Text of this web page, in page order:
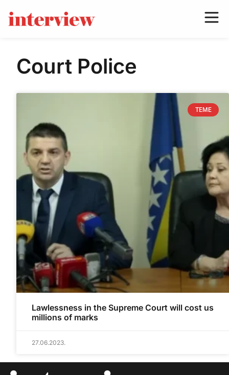
Court Police
TEME
Lawlessness in the Supreme Court will cost us
millions of marks
27.06.2023.